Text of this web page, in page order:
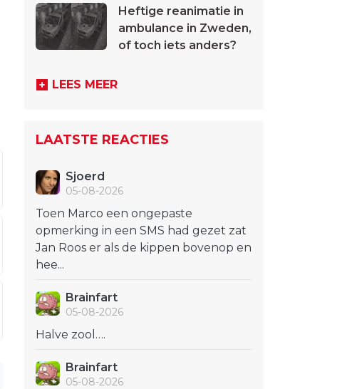
Heftige reanimatie in
ambulance in Zweden,
of toch iets anders?
LEES MEER
LAATSTE REACTIES
Sjoerd
05-08-2026
Toen Marco een ongepaste
opmerking in een SMS had gezet zat
Jan Roos er als de kippen bovenop en
hee...
Brainfart
05-08-2026
Halve zool….
Brainfart
05-08-2026